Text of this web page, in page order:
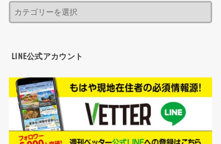
LINE公式アカウント